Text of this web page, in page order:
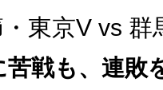
東京V vs
戦も、連敗